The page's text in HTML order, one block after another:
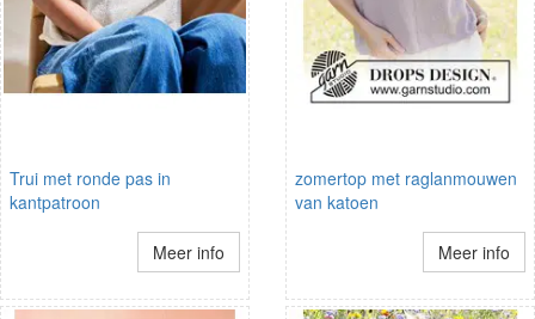
Trui met ronde pas in
kantpatroon
Meer info
zomertop met raglanmouwen
van katoen
Meer info